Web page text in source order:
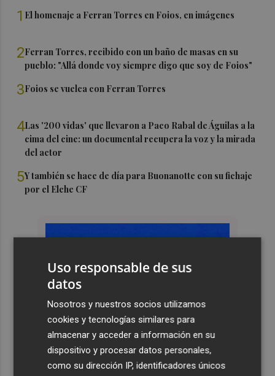
1 El homenaje a Ferran Torres en Foios, en imágenes
2Ferran Torres, recibido con un baño de masas en su
pueblo: "Allá donde voy siempre digo que soy de Foios"
3Foios se vuelca con Ferran Torres
4Las '200 vidas' que llevaron a Paco Rabal de Águilas a la
cima del cine: un documental recupera la voz y la mirada
del actor
5Y también se hace de día para Buonanotte con su fichaje
por el Elche CF
Uso responsable de sus
datos
Nosotros y nuestros socios utilizamos
cookies y tecnologías similares para
almacenar y acceder a información en su
dispositivo y procesar datos personales,
como su dirección IP, identificadores únicos